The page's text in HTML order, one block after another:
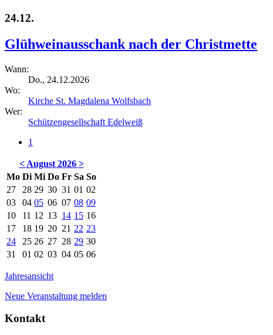
24.12.
Glühweinausschank nach der Christmette
Wann:
Do., 24.12.2026
Wo:
Kirche St. Magdalena Wolfsbach
Wer:
Schützengesellschaft Edelweiß
1
< August 2026 >
Mo Di Mi Do Fr Sa So
27
28 29 30 31 01 02
03
04 05 06 07 08 09
10
11 12 13 14 15 16
17
18 19 20 21 22 23
24
25 26 27 28 29 30
31
01 02 03 04 05 06
Jahresansicht
Neue Veranstaltung melden
Kontakt